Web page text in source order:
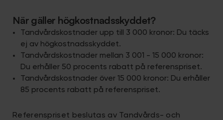
När gäller högkostnadsskyddet?
Tandvårdskostnader upp till 3 000 kronor: Du täcks
ej av högkostnadsskyddet.
Tandvårdskostnader mellan 3 001 - 15 000 kronor:
Du erhåller 50 procents rabatt på referenspriset.
Tandvårdskostnader över 15 000 kronor: Du erhåller
85 procents rabatt på referenspriset.
Referenspriset beslutas av Tandvårds- och